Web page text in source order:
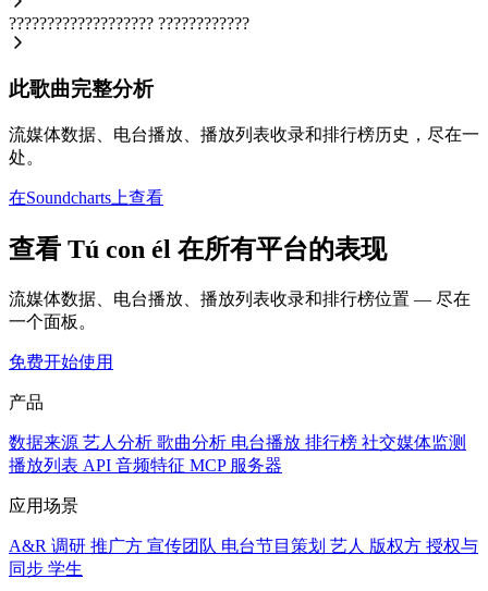
??????????????????? ????????????
此歌曲完整分析
流媒体数据、电台播放、播放列表收录和排行榜历史，尽在一
处。
在Soundcharts上查看
查看 Tú con él 在所有平台的表现
流媒体数据、电台播放、播放列表收录和排行榜位置 — 尽在
一个面板。
免费开始使用
产品
数据来源 艺人分析 歌曲分析 电台播放 排行榜 社交媒体监测
播放列表 API 音频特征 MCP 服务器
应用场景
A&R 调研 推广方 宣传团队 电台节目策划 艺人 版权方 授权与
同步 学生